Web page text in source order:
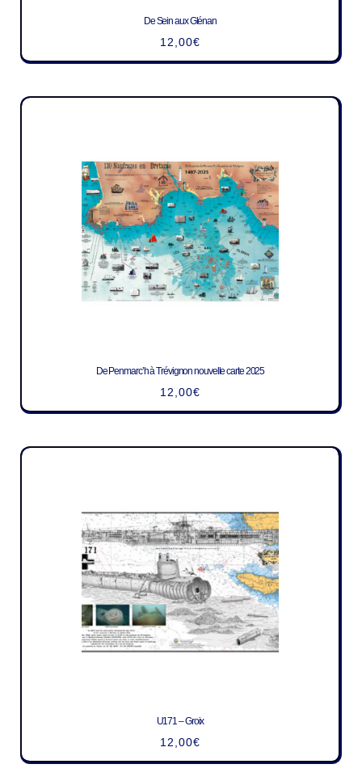
De Sein aux Glénan
12,00€
De Penmarc’h à Trévignon nouvelle carte 2025
12,00€
U171 – Groix
12,00€